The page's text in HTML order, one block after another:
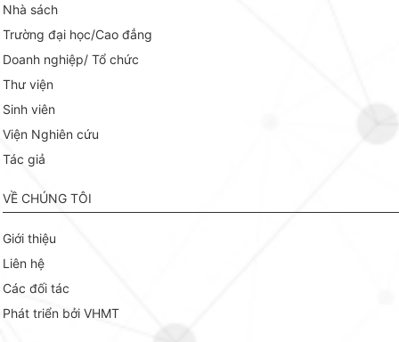
Nhà sách
Trường đại học/Cao đẳng
Doanh nghiệp/ Tổ chức
Thư viện
Sinh viên
Viện Nghiên cứu
Tác giả
VỀ CHÚNG TÔI
Giới thiệu
Liên hệ
Các đối tác
Phát triển bởi VHMT